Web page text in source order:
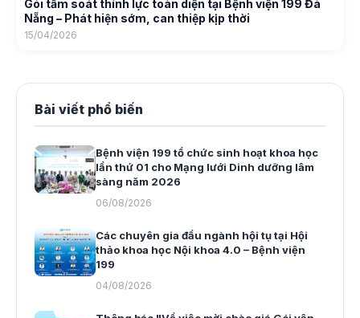
Gói tầm soát thính lực toàn diện tại Bệnh viện 199 Đà
Nẵng – Phát hiện sớm, can thiệp kịp thời
15/04/2026
Bài viết phổ biến
Bệnh viện 199 tổ chức sinh hoạt khoa học
lần thứ 01 cho Mạng lưới Dinh dưỡng lâm
sàng năm 2026
06/08/2026
Các chuyên gia đầu ngành hội tụ tại Hội
thảo khoa học Nội khoa 4.0 – Bệnh viện
199
04/08/2026